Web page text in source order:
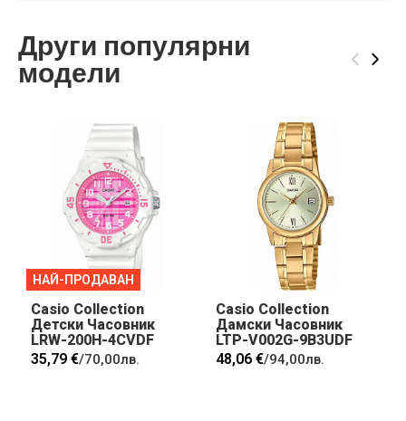
Други популярни
модели ‹ ›
НАЙ-ПРОДАВАН
Casio Collection
Детски Часовник
LRW-200H-4CVDF
35,79 €/70,00лв.
Casio Collection
Дамски Часовник
LTP-V002G-9B3UDF
48,06 €/94,00лв.